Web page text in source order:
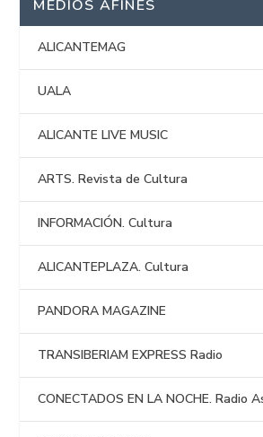
MEDIOS AFINES
ALICANTEMAG
UALA
ALICANTE LIVE MUSIC
ARTS. Revista de Cultura
INFORMACIÓN. Cultura
ALICANTEPLAZA. Cultura
PANDORA MAGAZINE
TRANSIBERIAM EXPRESS Radio
CONECTADOS EN LA NOCHE. Radio